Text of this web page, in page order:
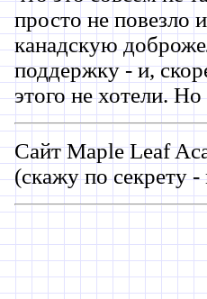
просто не повезло
канадскую
поддержку - и,
этого не хотели.
Сайт Maple Leaf
(скажу по секрету